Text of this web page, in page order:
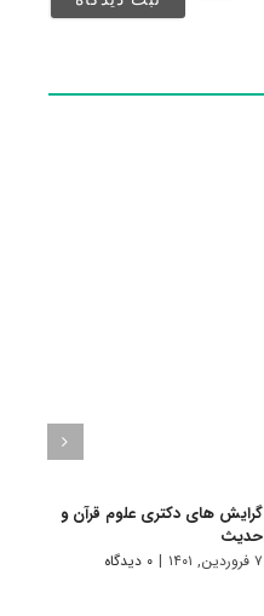
گرایش های دکتری ﻋﻠﻮم ﻗﺮآن و
ﺣﺪﻳﺚ
۷ فروردین, ۱۴۰۱ | ۰ دیدگاه